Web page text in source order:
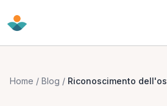
Home / Blog /